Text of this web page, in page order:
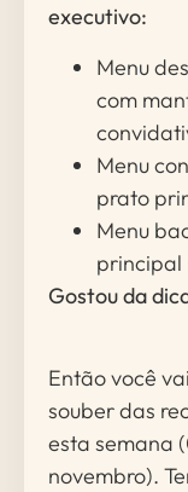
executivo:
Menu
com
Menu
prato
Menu
principal
Gostou da
Então você
souber das
esta semana
novembro).